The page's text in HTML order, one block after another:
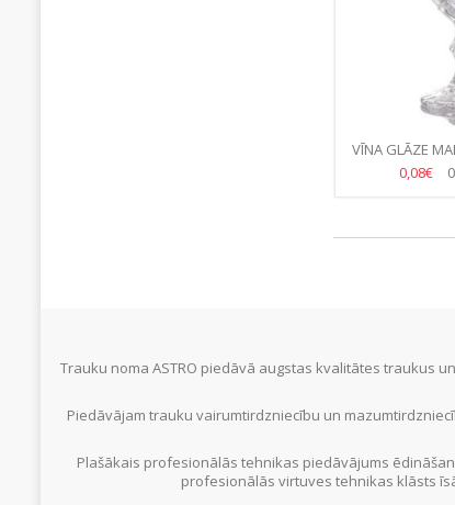
VĪNA GLĀZE
0,08€
Trauku noma ASTRO piedāvā augstas kvalitātes traukus
Piedāvājam trauku vairumtirdzniecību un
Plašākais profesionālās tehnikas piedāvājums
profesionālās virtuves tehnikas klāsts